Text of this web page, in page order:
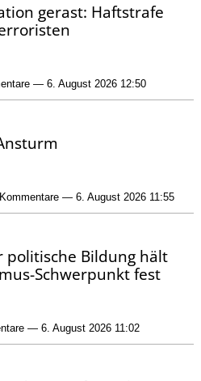
gerast: Haftstrafe
— 6. August 2026 12:50
Kommentare — 6. August 2026 11:55
politische Bildung hält
Schwerpunkt fest
— 6. August 2026 11:02